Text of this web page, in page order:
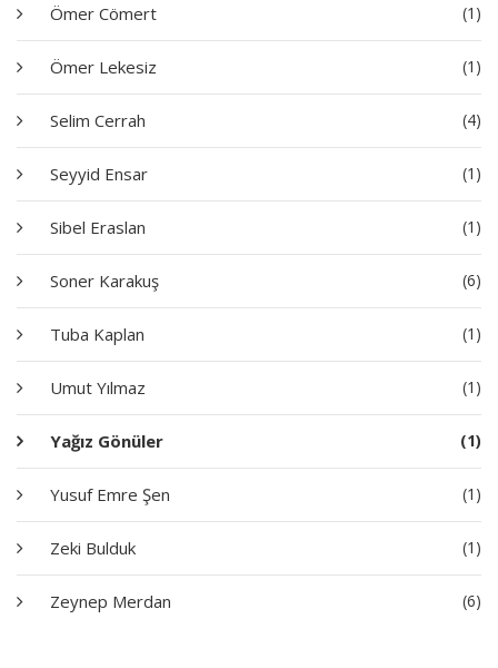
Ömer Cömert (1)
Ömer Lekesiz (1)
Selim Cerrah (4)
Seyyid Ensar (1)
Sibel Eraslan (1)
Soner Karakuş (6)
Tuba Kaplan (1)
Umut Yılmaz (1)
Yağız Gönüler (1)
Yusuf Emre Şen (1)
Zeki Bulduk (1)
Zeynep Merdan (6)